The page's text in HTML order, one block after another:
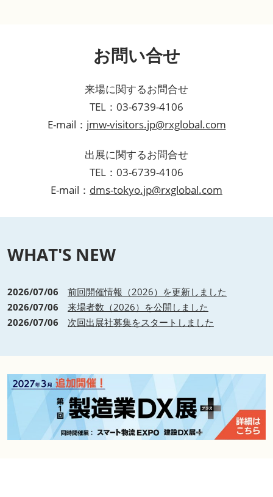
お問い合せ
来場に関するお問合せ
TEL：03-6739-4106
E-mail： jmw-visitors.jp@rxglobal.com
出展に関するお問合せ
TEL：03-6739-4106
E-mail： dms-tokyo.jp@rxglobal.com
WHAT'S NEW
2026/07/06 前回開催情報（2026）を更新しました
2026/07/06 来場者数（2026）を公開しました
2026/07/06
次回出展社募集をスタートしました